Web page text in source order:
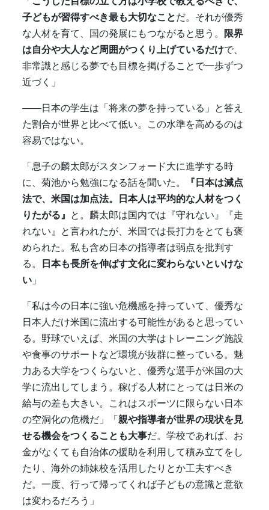
子どもが習得すべき最も大切なことだ。それが優秀
な人材を育て、国の発展にもつながると思う。 限界
は自分や大人など周囲がつくり上げているだけで、
非常識と感じる夢でも目標を掲げることで一歩ずつ
近づく」
――日本の学生は「将来の夢を持っている」と答え
た割合が世界と比べて低い。この水準を高めるのは
容易ではない。
「息子の麟太郎がスタンフォード大に進学する時
に、菊池から勉強になる話を聞いた。
『日本は減点
法で、米国は加点法。日本人は平均的な人材をつく
りたがる』 と。麟太郎は国内では『守れない』『走
れない』と言われたが、米国では長打力をとても褒
められた。私も含め日本の指導者は弱点を批判す
る。
日本も長所を伸ばす文化に変わらないといけな
い 」
「私は今の日本に強い危機感を持っていて、優秀な
日本人だけ米国に流出する可能性があると思ってい
る。野球でいえば、米国の大学はトレーニング施設
や食事のサポートなど環境が抜群に整っている。魅
力ある大学をつくらないと、優秀な選手が米国の大
学に流出してしまう。稼げる人材にとっては日米の
給与の差も大きい。これはスポーツに限らない日本
の空洞化の危機だ」「親や指導者が世界の現状を見
せる機会をつくることも大事だ。学校であれば、お
金がなくても自治体の援助を利用して積み立てをし
たり、海外の姉妹校を活用したりとか工夫すべき
だ。一度、行って帰ってくれば子どもの意識と意欲
は変わるだろう」